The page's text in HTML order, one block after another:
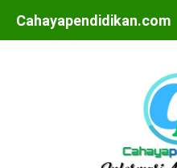
Skip
to
Cahayapendidikan.com